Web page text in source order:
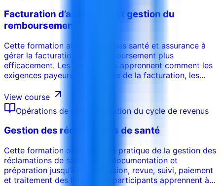
Facturation d’assurance et gestion du
remboursement
Cette formation aide les équipes santé et assurance à
gérer la facturation et le remboursement plus
efficacement. Les participants apprennent comment les
exigences payeurs, l’exactitude de la facturation, les
influencent les résultats.
View course
Opérations de santé et gestion du cycle de revenus
Gestion des réclamations de santé
Cette formation offre une vue pratique de la gestion des
réclamations de santé, de la documentation et
préparation jusqu’à la soumission, revue, suivi, paiement
et traitement des litiges. Les participants apprennent à